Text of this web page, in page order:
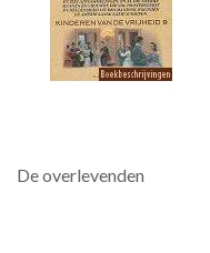
De overlevenden